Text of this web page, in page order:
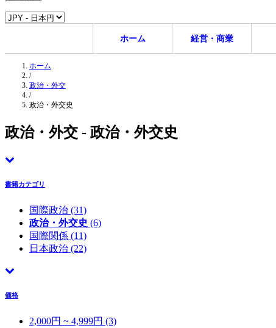
ホーム 経営・商業
ホーム
/
政治・外交
/
政治・外交史
政治・外交 - 政治・外交史
書籍カテゴリ
国際政治 (31)
政治・外交史 (6)
国際関係 (11)
日本政治 (22)
価格
2,000円 ~ 4,999円 (3)